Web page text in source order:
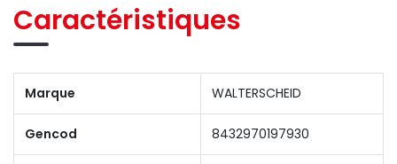
Caractéristiques
Marque WALTERSCHEID
Gencod 8432970197930